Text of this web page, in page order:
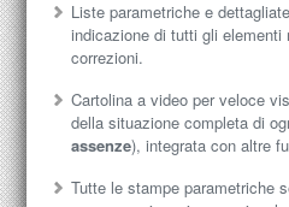
Liste parametriche e
indicazione di tutti gli elementi
correzioni.
Cartolina a video per veloce
della situazione completa di
assenze), integrata con altre
Tutte le stampe parametriche